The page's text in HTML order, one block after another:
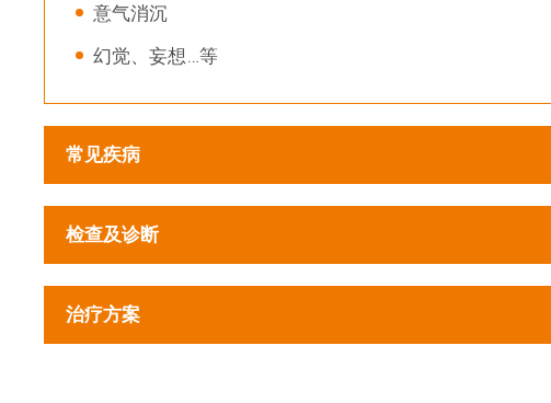
意气消沉
幻觉、妄想…等
常见疾病
检查及诊断
治疗方案